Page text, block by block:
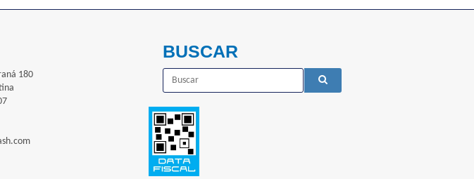
180
BUSCAR